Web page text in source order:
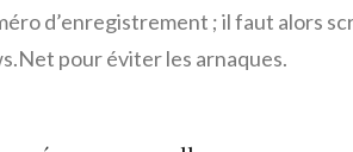
d’enregistrement ; il faut alors
pour éviter les arnaques.